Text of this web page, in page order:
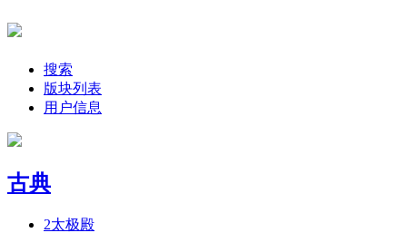
搜索
版块列表
用户信息
古典
2太极殿